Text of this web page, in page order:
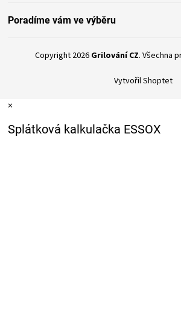
Poradíme vám ve výběru
Vytvořil Shoptet
Copyright 2026 Grilování CZ. Všechna
×
Splátková kalkulačka ESSOX